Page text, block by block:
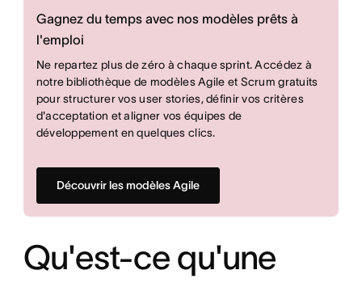
Gagnez du temps avec nos modèles prêts à
l'emploi
Ne repartez plus de zéro à chaque sprint. Accédez à
notre bibliothèque de modèles Agile et Scrum gratuits
pour structurer vos user stories, définir vos critères
d'acceptation et aligner vos équipes de
développement en quelques clics.
Découvrir les modèles Agile
Qu'est-ce qu'une